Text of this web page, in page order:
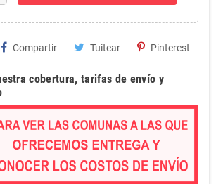
Compartir Tuitear Pinterest
cobertura, tarifas de envío y